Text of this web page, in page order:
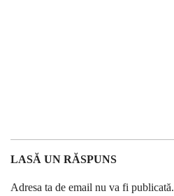
LASĂ UN RĂSPUNS
Adresa ta de email nu va fi publicată.